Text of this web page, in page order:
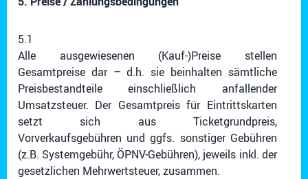
5.1
Alle ausgewiesenen (Kauf-)Preise stellen
Gesamtpreise dar – d.h. sie beinhalten sämtliche
Preisbestandteile einschließlich anfallender
Umsatzsteuer. Der Gesamtpreis für Eintrittskarten
setzt sich aus Ticketgrundpreis,
Vorverkaufsgebühren und ggfs. sonstiger Gebühren
(z.B. Systemgebühr, ÖPNV-Gebühren), jeweils inkl. der
gesetzlichen Mehrwertsteuer, zusammen.